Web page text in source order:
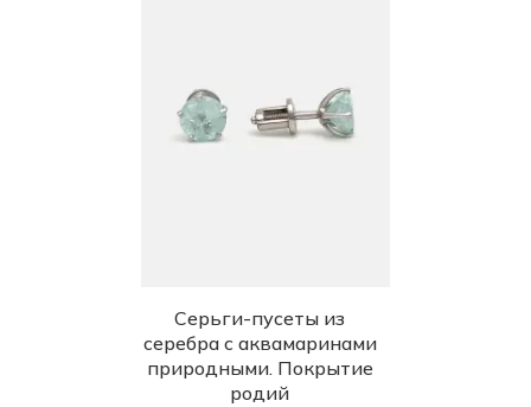
Серьги-пусеты из
серебра с аквамаринами
природными. Покрытие
родий